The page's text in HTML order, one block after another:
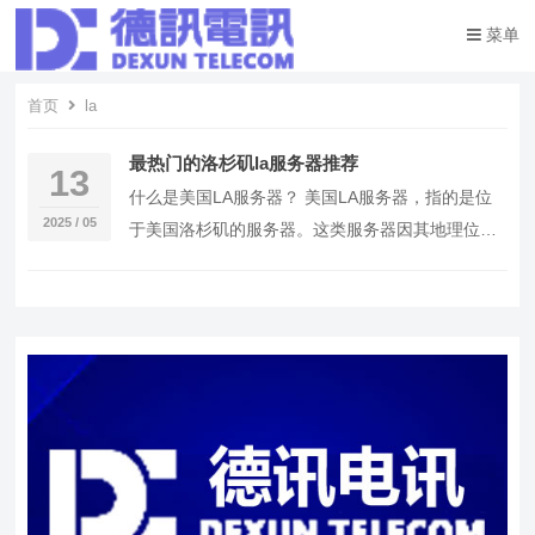
菜单
首页 la
13
2025 / 05
最热门的洛杉矶la服务器推荐
什么是美国LA服务器？ 美国LA服务器，指的是位
于美国洛杉矶的服务器。这类服务器因其地理位置